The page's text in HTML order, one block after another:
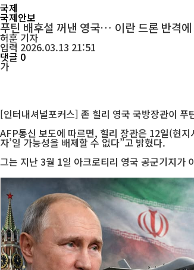
국제
국제안보
푸틴 배후설 꺼낸 영국… 이란 드론 반격
허훈기자
입력 2026.03.13 21:51
댓글 0
가
[인터내셔널포커스] 존 힐리 영국 국방장관이
AFP통신 보도에 따르면, 힐리 장관은 12일(현
자’일 가능성을 배제할 수 없다”고 밝혔다.
그는 지난 3월 1일 아크로티리 영국 공군기지가